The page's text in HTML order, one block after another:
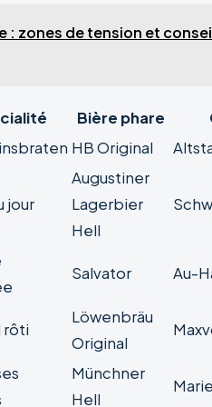
: zones de tension et
Bière phare
HB Original
jour
Augustiner
Lagerbier
Hell
Salvator Au-
rôti
Löwenbräu
Original
Münchner
Hell